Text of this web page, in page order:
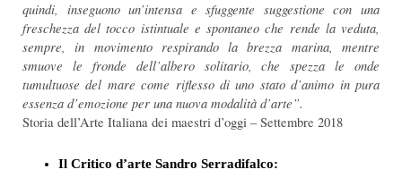
quindi, inseguono un’intensa e sfuggente suggestione con una
freschezza del tocco istintuale e spontaneo che rende la veduta,
sempre, in movimento respirando la brezza marina, mentre
smuove le fronde dell’albero solitario, che spezza le onde
tumultuose del mare come riflesso di uno stato d’animo in pura
essenza d’emozione per una nuova modalità d’arte”.
Storia dell’Arte Italiana dei maestri d’oggi – Settembre 2018
Il Critico d’arte Sandro Serradifalco: